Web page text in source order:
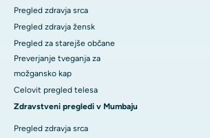
Pregled zdravja srca
Pregled zdravja žensk
Pregled za starejše občane
Preverjanje tveganja za
možgansko kap
Celovit pregled telesa
Zdravstveni pregledi v Mumbaju
Pregled zdravja srca